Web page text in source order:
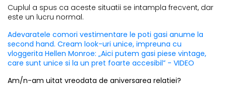
Cuplul a spus ca aceste situatii se intampla frecvent, dar
este un lucru normal.
Adevaratele comori vestimentare le poti gasi anume la
second hand. Cream look-uri unice, impreuna cu
vloggerita Hellen Monroe: „Aici putem gasi piese vintage,
care sunt unice si la un pret foarte accesibil” - VIDEO
Am/n-am uitat vreodata de aniversarea relatiei?